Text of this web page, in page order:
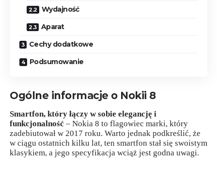
Wydajność
Aparat
Cechy dodatkowe
Podsumowanie
Ogólne informacje o Nokii 8
Smartfon, który łączy w sobie elegancję i
funkcjonalność – Nokia 8 to flagowiec marki, który
zadebiutował w 2017 roku. Warto jednak podkreślić, że
w ciągu ostatnich kilku lat, ten smartfon stał się swoistym
klasykiem, a jego specyfikacja wciąż jest godna uwagi.